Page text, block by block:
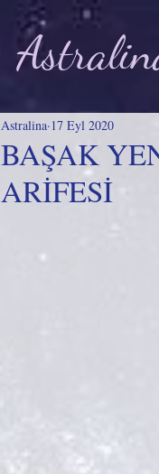
BAŞAK
ARİFESİ
Astralina 17 Eyl 2020